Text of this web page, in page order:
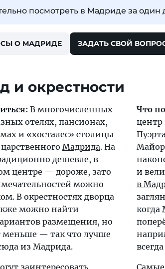
посмотреть в Мадриде за один
О МАДРИДЕ ЗАДАТЬ СВОЙ
и окрестности
В многочисленных
отелях, пансионах,
и «хосталес» столицы
Мадрида. На
дешевле, в
центре — дороже, зато
можно
В окрестностях дворца
можно найти
размещения, но
меньше — так что лучше
из Мадрида.
Что
и
в
когда